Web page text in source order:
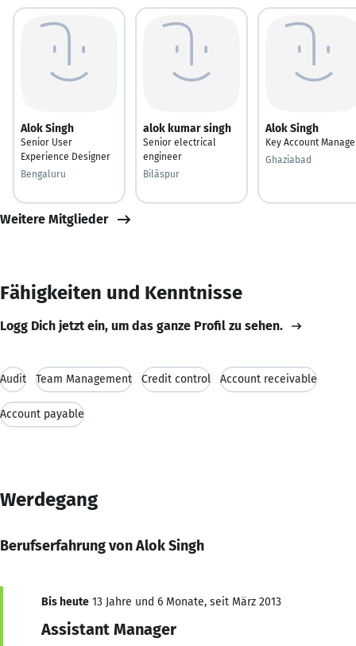
Alok Singh
Senior User
Experience Designer
Bengaluru
alok kumar singh
Senior electrical
engineer
Bilāspur
Alok Singh
Key Account
Ghaziabad
Weitere Mitglieder
Fähigkeiten und Kenntnisse
Logg Dich jetzt ein, um das ganze Profil zu sehen.
Audit Team Management Credit control Account receivable
Account payable
Werdegang
Berufserfahrung von Alok Singh
Bis heute 13 Jahre und 6 Monate, seit März 2013
Assistant Manager